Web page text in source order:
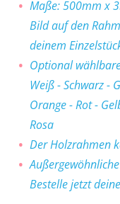
Maße: 500mm x
Bild auf den
deinem
Optional
Weiß - Schwarz -
Orange - Rot -
Rosa
Der Holzrahmen
Außergewöhnliche
Bestelle jetzt